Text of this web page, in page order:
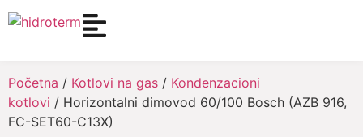
Početna / Kotlovi na gas / Kondenzacioni
kotlovi / Horizontalni dimovod 60/100 Bosch (AZB 916,
FC-SET60-C13X)